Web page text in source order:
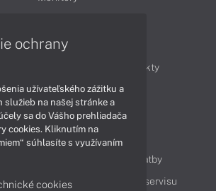
Články
informácie
Produkty
Technológie
Videá
Obsah
Možnosti doručenia a platby
Servisné služby Cenník servisu
ochrany
užívateľského zážitku a
služieb na našej stránke a
sa do Vášho prehliadača
cookies. Kliknutím na
súhlasíte s využívaním
cookies